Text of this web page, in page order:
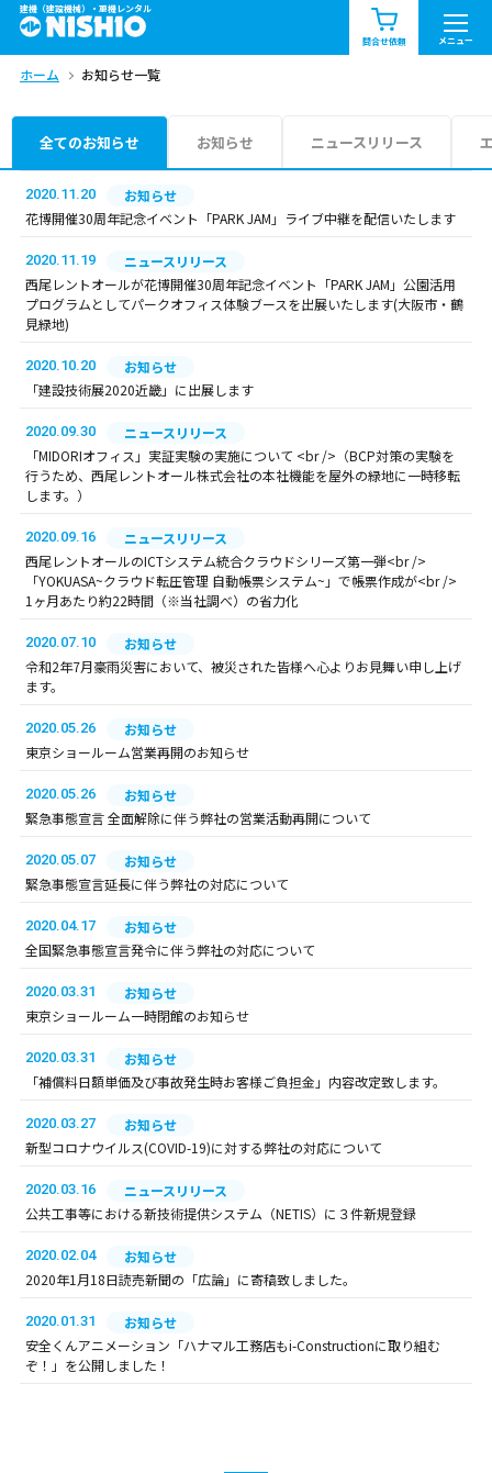
建機（建設機械）・重機レンタル
問合せ依頼 メニュー
商品一覧 お知らせ一覧
問合せ依頼リスト
エリア情報を見る
九州・沖縄（外部）
ホーム お知らせ一覧
全てのお知らせ お知らせ ニュースリリース
2020.11.20
お知らせ
花博開催30周年記念イベント「PARK JAM」ライブ中継を配信いたします
2020.11.19
ニュースリリース
西尾レントオールが花博開催30周年記念イベント「PARK JAM」公園活用
プログラムとしてパークオフィス体験ブースを出展いたします(大阪市・鶴
見緑地)
2020.10.20
お知らせ
「建設技術展2020近畿」に出展します
2020.09.30
ニュースリリース
「MIDORIオフィス」実証実験の実施について <br />（BCP対策の実験を
行うため、西尾レントオール株式会社の本社機能を屋外の緑地に一時移転
します。）
2020.09.16
ニュースリリース
西尾レントオールのICTシステム統合クラウドシリーズ第一弾<br />
「YOKUASA~クラウド転圧管理 自動帳票システム~」で帳票作成が<br />
1ヶ月あたり約22時間（※当社調べ）の省力化
2020.07.10
お知らせ
令和2年7月豪雨災害において、被災された皆様へ心よりお見舞い申し上げ
ます。
2020.05.26
お知らせ
東京ショールーム営業再開のお知らせ
2020.05.26
お知らせ
緊急事態宣言 全面解除に伴う弊社の営業活動再開について
2020.05.07
お知らせ
緊急事態宣言延長に伴う弊社の対応について
2020.04.17
お知らせ
全国緊急事態宣言発令に伴う弊社の対応について
2020.03.31
お知らせ
東京ショールーム一時閉館のお知らせ
2020.03.31
お知らせ
「補償料日額単価及び事故発生時お客様ご負担金」内容改定致します。
2020.03.27
お知らせ
新型コロナウイルス(COVID-19)に対する弊社の対応について
2020.03.16
ニュースリリース
公共工事等における新技術提供システム（NETIS）に３件新規登録
2020.02.04
お知らせ
2020年1月18日読売新聞の「広論」に寄稿致しました。
2020.01.31
お知らせ
安全くんアニメーション「ハナマル工務店もi-Constructionに取り組む
ぞ！」を公開しました！